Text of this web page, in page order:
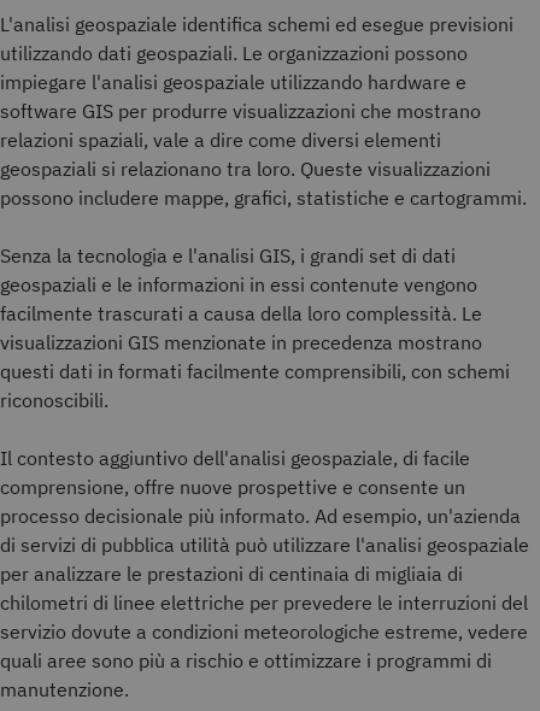
L'analisi geospaziale identifica schemi ed esegue previsioni
utilizzando dati geospaziali. Le organizzazioni possono
impiegare l'analisi geospaziale utilizzando hardware e
software GIS per produrre visualizzazioni che mostrano
relazioni spaziali, vale a dire come diversi elementi
geospaziali si relazionano tra loro. Queste visualizzazioni
possono includere mappe, grafici, statistiche e cartogrammi.
Senza la tecnologia e l'analisi GIS, i grandi set di dati
geospaziali e le informazioni in essi contenute vengono
facilmente trascurati a causa della loro complessità. Le
visualizzazioni GIS menzionate in precedenza mostrano
questi dati in formati facilmente comprensibili, con schemi
riconoscibili.
Il contesto aggiuntivo dell'analisi geospaziale, di facile
comprensione, offre nuove prospettive e consente un
processo decisionale più informato. Ad esempio, un'azienda
di servizi di pubblica utilità può utilizzare l'analisi geospaziale
per analizzare le prestazioni di centinaia di migliaia di
chilometri di linee elettriche per prevedere le interruzioni del
servizio dovute a condizioni meteorologiche estreme, vedere
quali aree sono più a rischio e ottimizzare i programmi di
manutenzione.